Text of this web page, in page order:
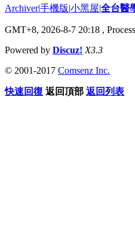
Archiver|手機版|小黑屋|全台醫
GMT+8, 2026-8-7 20:18 ,
Powered by Discuz! X3.3
© 2001-2017 Comsenz Inc.
快速回復 返回頂部 返回列表